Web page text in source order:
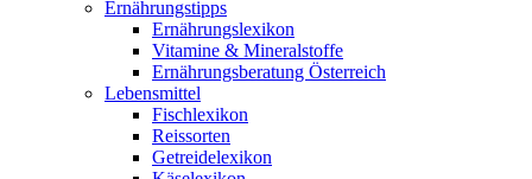
Ernährungstipps
Ernährungslexikon
Vitamine & Mineralstoffe
Ernährungsberatung Österreich
Lebensmittel
Fischlexikon
Reissorten
Getreidelexikon